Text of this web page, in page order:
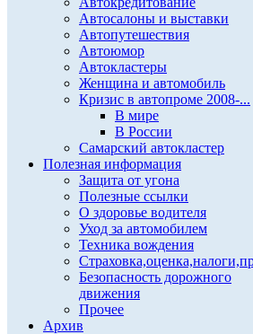
Автосалоны и выставки
Автопутешествия
Автоюмор
Автокластеры
Женщина и автомобиль
Кризис в автопроме 2008-...
В мире
В России
Самарский автокластер
Полезная информация
Защита от угона
Полезные ссылки
О здоровье водителя
Уход за автомобилем
Техника вождения
Безопасность дорожного
движения
Прочее
Архив